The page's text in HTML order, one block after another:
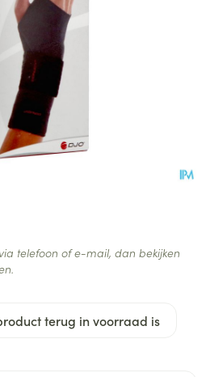
terug in voorraad is
telefoon of e-mail, dan bekijken